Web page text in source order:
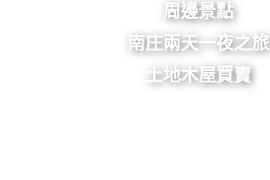
周邊景點
南庄兩天一夜之旅
土地木屋買賣